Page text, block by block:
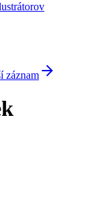
záznam